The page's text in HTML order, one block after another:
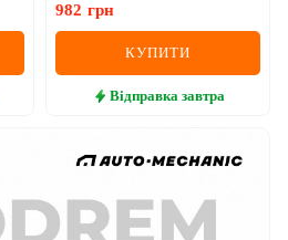
982 грн
КУПИТИ
Відправка завтра